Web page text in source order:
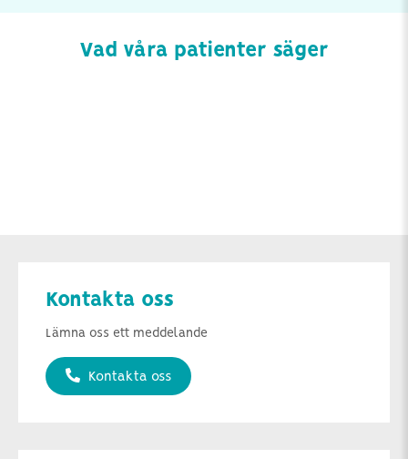
Vad våra patienter säger
Kontakta oss
Lämna oss ett meddelande
Kontakta oss